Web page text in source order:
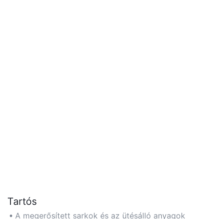
Tartós
A megerősített sarkok és az ütésálló anyagok